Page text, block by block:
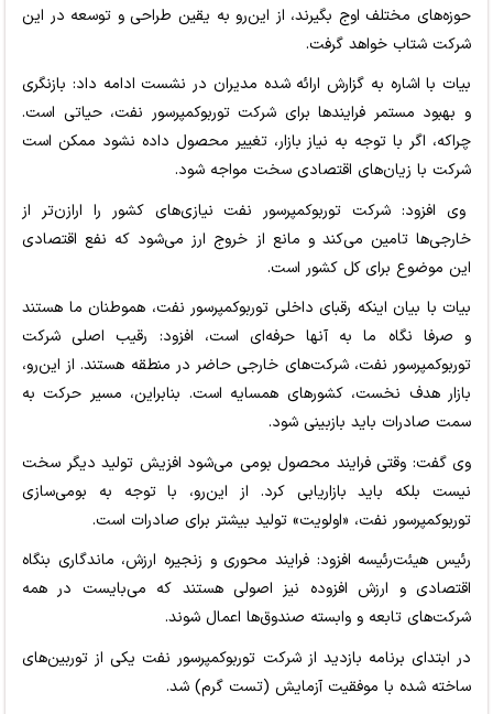
حوزه‌های مختلف اوج بگیرند، از این‌رو به یقین طراحی و توسعه در این
شرکت شتاب خواهد گرفت.
بیات با اشاره به گزارش ارائه شده مدیران در نشست ادامه داد: بازنگری
و بهبود مستمر فرایندها برای شرکت تورﺑﻮﮐﻤﭙﺮﺳﻮر ﻧﻔﺖ، حیاتی است.
چراکه، اگر با توجه به نیاز بازار، تغییر محصول داده نشود ممکن است
شرکت با زیان‌های اقتصادی سخت مواجه شود.
وی افزود: شرکت تورﺑﻮﮐﻤﭙﺮﺳﻮر ﻧﻔﺖ نیازی‌های کشور را ارازن‌تر از
خارجی‌ها تامین می‌کند و مانع از خروج ارز می‌شود که نفع اقتصادی
این موضوع برای کل کشور است.
بیات با بیان اینکه رقبای داخلی تورﺑﻮﮐﻤﭙﺮﺳﻮر ﻧﻔﺖ، هموطنان ما هستند
و صرفا نگاه ما به آنها حرفه‌ای است، افزود: رقیب اصلی شرکت
تورﺑﻮﮐﻤﭙﺮﺳﻮر ﻧﻔﺖ، شرکت‌های خارجی حاضر در منطقه هستند. از این‌رو،
بازار هدف نخست، کشورهای همسایه است. بنابراین، مسیر حرکت به
سمت صادرات باید بازبینی شود.
وی گفت: وقتی فرایند محصول بومی می‌شود افزیش تولید دیگر سخت
نیست بلکه باید بازاریابی کرد. از این‌رو، با توجه به بومی‌سازی
تورﺑﻮﮐﻤﭙﺮﺳﻮر ﻧﻔﺖ، «اولویت» تولید بیشتر برای صادرات است.
رئیس هیئت‌رئیسه افزود: فرایند محوری و زنجیره ارزش، ماندگاری بنگاه
اقتصادی و ارزش افزوده نیز اصولی هستند که می‌بایست در همه
شرکت‌های تابعه و وابسته صندوق‌ها اعمال شوند.
در ابتدای برنامه بازدید از شرکت تورﺑﻮﮐﻤﭙﺮﺳﻮر ﻧﻔﺖ یکی از توربین‌های
ساخته شده با موفقیت آزمایش (تست گرم) شد.